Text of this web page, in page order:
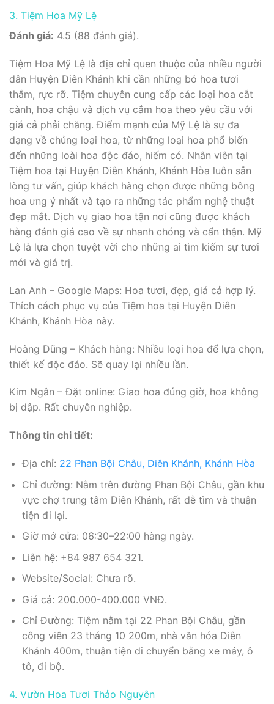
3. Tiệm Hoa Mỹ Lệ
Đánh giá: 4.5 (88 đánh giá).
Tiệm Hoa Mỹ Lệ là địa chỉ quen thuộc của nhiều người
dân Huyện Diên Khánh khi cần những bó hoa tươi
thắm, rực rỡ. Tiệm chuyên cung cấp các loại hoa cắt
cành, hoa chậu và dịch vụ cắm hoa theo yêu cầu với
giá cả phải chăng. Điểm mạnh của Mỹ Lệ là sự đa
dạng về chủng loại hoa, từ những loại hoa phổ biến
đến những loài hoa độc đáo, hiếm có. Nhân viên tại
Tiệm hoa tại Huyện Diên Khánh, Khánh Hòa luôn sẵn
lòng tư vấn, giúp khách hàng chọn được những bông
hoa ưng ý nhất và tạo ra những tác phẩm nghệ thuật
đẹp mắt. Dịch vụ giao hoa tận nơi cũng được khách
hàng đánh giá cao về sự nhanh chóng và cẩn thận. Mỹ
Lệ là lựa chọn tuyệt vời cho những ai tìm kiếm sự tươi
mới và giá trị.
Lan Anh – Google Maps: Hoa tươi, đẹp, giá cả hợp lý.
Thích cách phục vụ của Tiệm hoa tại Huyện Diên
Khánh, Khánh Hòa này.
Hoàng Dũng – Khách hàng: Nhiều loại hoa để lựa chọn,
thiết kế độc đáo. Sẽ quay lại nhiều lần.
Kim Ngân – Đặt online: Giao hoa đúng giờ, hoa không
bị dập. Rất chuyên nghiệp.
Thông tin chi tiết:
Địa chỉ: 22 Phan Bội Châu, Diên Khánh, Khánh Hòa
Chỉ đường: Nằm trên đường Phan Bội Châu, gần khu
vực chợ trung tâm Diên Khánh, rất dễ tìm và thuận
tiện đi lại.
Giờ mở cửa: 06:30–22:00 hàng ngày.
Liên hệ: +84 987 654 321.
Website/Social: Chưa rõ.
Giá cả: 200.000-400.000 VNĐ.
Chỉ Đường: Tiệm nằm tại 22 Phan Bội Châu, gần
công viên 23 tháng 10 200m, nhà văn hóa Diên
Khánh 400m, thuận tiện di chuyển bằng xe máy, ô
tô, đi bộ.
4. Vườn Hoa Tươi Thảo Nguyên